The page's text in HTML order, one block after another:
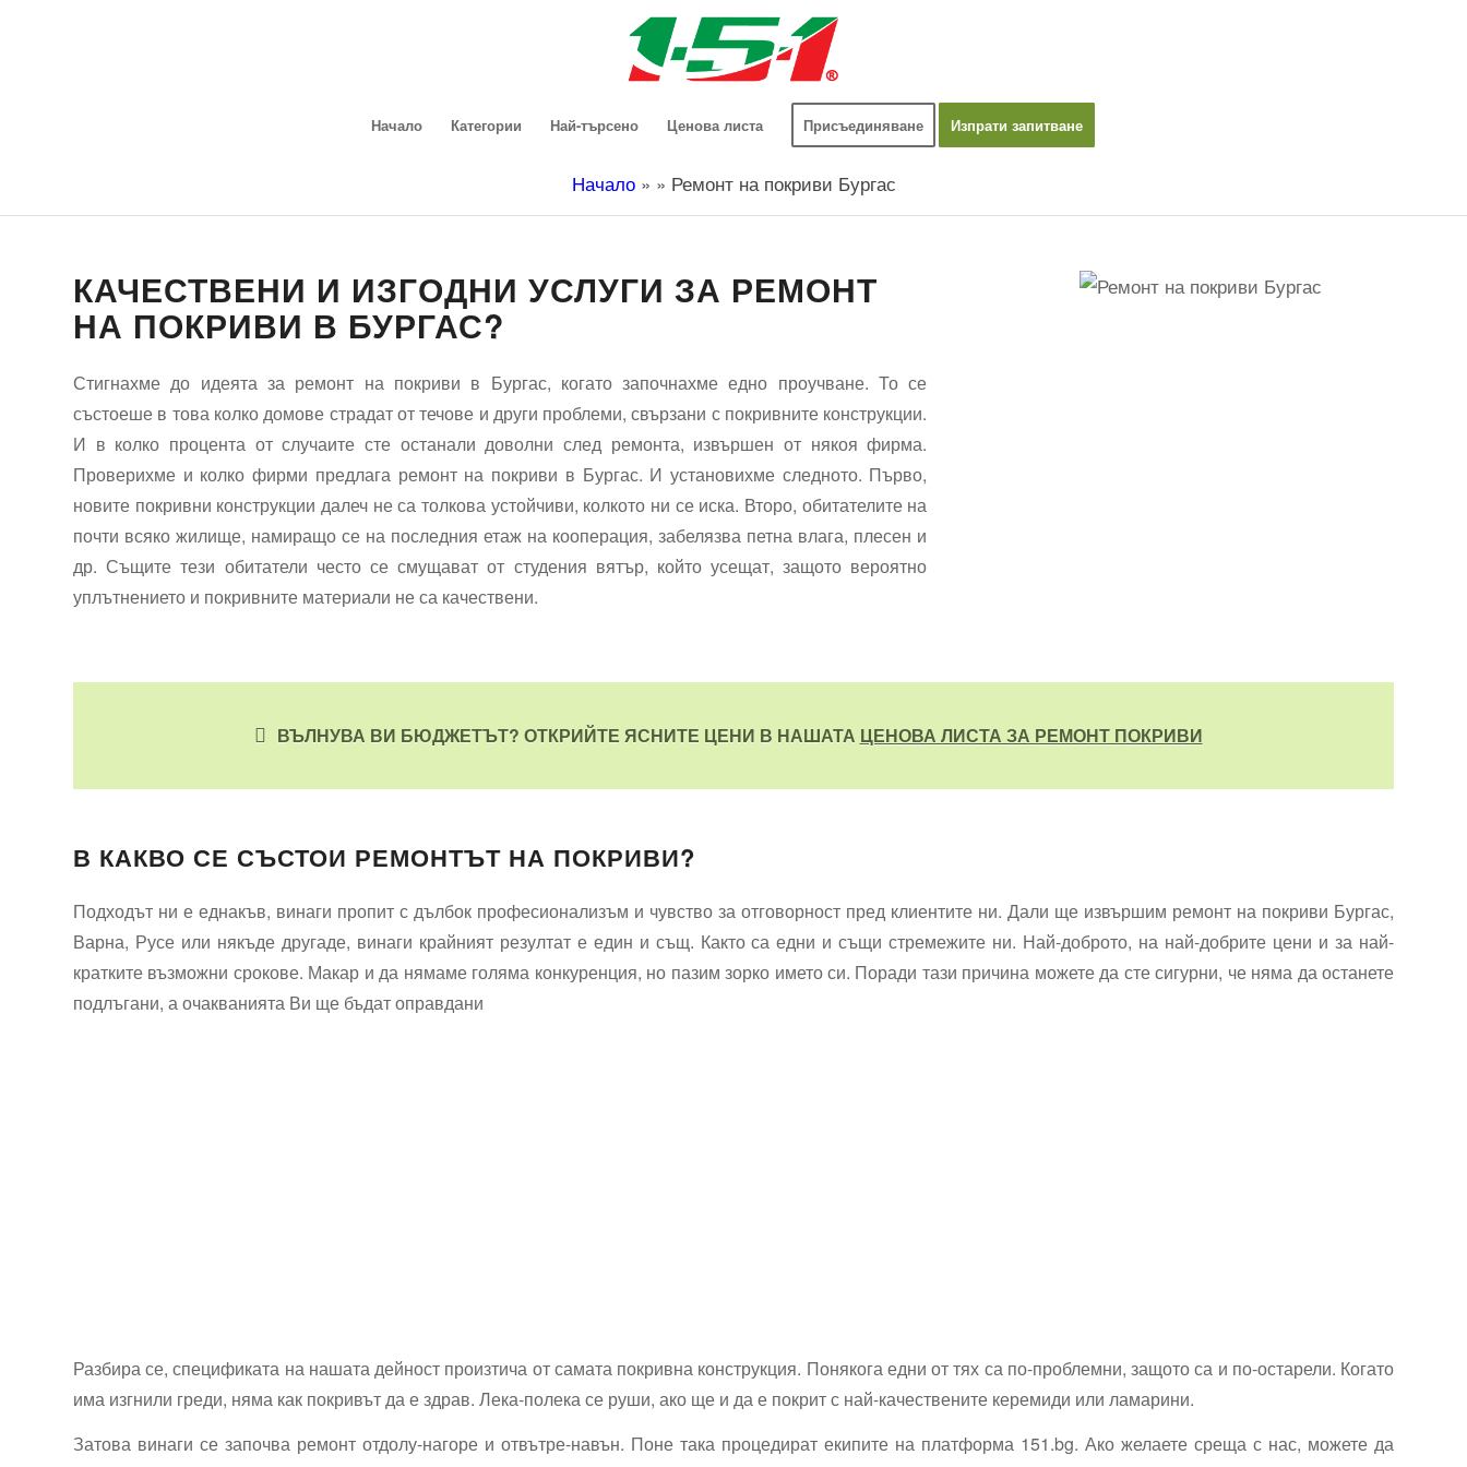
Начало Категории Най-търсено Ценова листа Присъединяване Изпрати запитване
Начало» » Ремонт на покриви Бургас
КАЧЕСТВЕНИ И ИЗГОДНИ УСЛУГИ ЗА РЕМОНТ
НА ПОКРИВИ В БУРГАС?
Стигнахме до идеята за ремонт на покриви в Бургас, когато започнахме едно проучване. То се
състоеше в това колко домове страдат от течове и други проблеми, свързани с покривните конструкции.
И в колко процента от случаите сте останали доволни след ремонта, извършен от някоя фирма.
Проверихме и колко фирми предлага ремонт на покриви в Бургас. И установихме следното. Първо,
новите покривни конструкции далеч не са толкова устойчиви, колкото ни се иска. Второ, обитателите на
почти всяко жилище, намиращо се на последния етаж на кооперация, забелязва петна влага, плесен и
др. Същите тези обитатели често се смущават от студения вятър, който усещат, защото вероятно
уплътнението и покривните материали не са качествени.
ВЪЛНУВА ВИ БЮДЖЕТЪТ? ОТКРИЙТЕ ЯСНИТЕ ЦЕНИ В НАШАТА ЦЕНОВА ЛИСТА ЗА РЕМОНТ ПОКРИВИ
В КАКВО СЕ СЪСТОИ РЕМОНТЪТ НА ПОКРИВИ?
Подходът ни е еднакъв, винаги пропит с дълбок професионализъм и чувство за отговорност пред клиентите ни. Дали ще извършим ремонт на покриви Бургас,
Варна, Русе или някъде другаде, винаги крайният резултат е един и същ. Както са едни и същи стремежите ни. Най-доброто, на най-добрите цени и за най-
кратките възможни срокове. Макар и да нямаме голяма конкуренция, но пазим зорко името си. Поради тази причина можете да сте сигурни, че няма да останете
подлъгани, а очакванията Ви ще бъдат оправдани
Разбира се, спецификата на нашата дейност произтича от самата покривна конструкция. Понякога едни от тях са по-проблемни, защото са и по-остарели. Когато
има изгнили греди, няма как покривът да е здрав. Лека-полека се руши, ако ще и да е покрит с най-качествените керемиди или ламарини.
Затова винаги се започва ремонт отдолу-нагоре и отвътре-навън. Поне така процедират екипите на платформа 151.bg. Ако желаете среща с нас, можете да